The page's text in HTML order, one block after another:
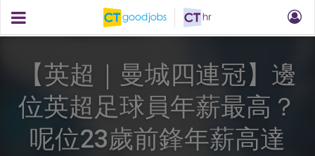
【英超｜曼城四連冠】邊
位英超足球員年薪最高？
呢位23歲前鋒年薪高達